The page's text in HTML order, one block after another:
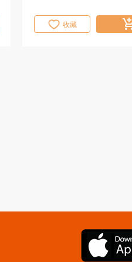
收藏